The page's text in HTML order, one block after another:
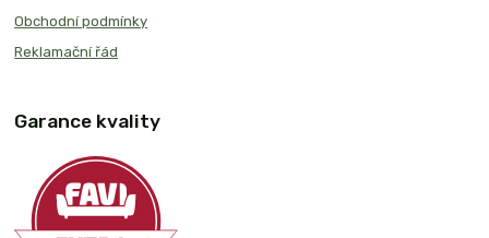
Obchodní podmínky
Reklamační řád
Garance kvality